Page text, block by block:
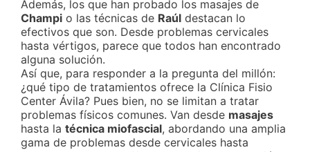
Además, los que han probado los masajes de
Champi o las técnicas de Raúl destacan lo
efectivos que son. Desde problemas cervicales
hasta vértigos, parece que todos han encontrado
alguna solución.
Así que, para responder a la pregunta del millón:
¿qué tipo de tratamientos ofrece la Clínica Fisio
Center Ávila? Pues bien, no se limitan a tratar
problemas físicos comunes. Van desde masajes
hasta la técnica miofascial, abordando una amplia
gama de problemas desde cervicales hasta